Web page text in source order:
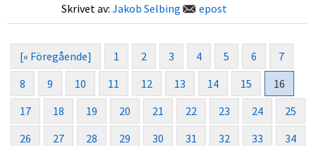
Skrivet av: Jakob Selbing epost
[« Föregående] 1 2 3 4 5 6
7
8
9 10 11 12 13 14 15
16
17
18 19 20 21 22 23 24
25
26
27 28 29 30 31 32 33
34